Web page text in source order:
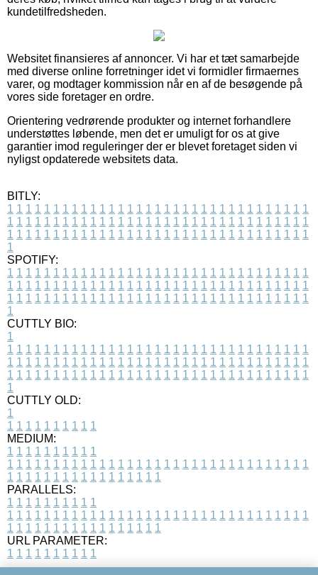
kundetilfredsheden.
Websitet finansieres af annoncer. Vi har et tæt samarbejde
med diverse online forretninger idet vi formidler firmaernes
varer, og modtager kommission når en af de besøgende på
vores side foretager en ordre.
Orientering vedrørende produkter og internet forhandlere
understøttes løbende, men det er umuligt for os at give
garantier imod reguleringer der er blevet foretaget siden vi
nyligst opdaterede websitets data.
BITLY:
1 1 1 1 1 1 1 1 1 1 1 1 1 1 1 1 1 1 1 1 1 1 1 1 1 1 1 1 1 1 1 1 1
1 1 1 1 1 1 1 1 1 1 1 1 1 1 1 1 1 1 1 1 1 1 1 1 1 1 1 1 1 1 1 1 1
1 1 1 1 1 1 1 1 1 1 1 1 1 1 1 1 1 1 1 1 1 1 1 1 1 1 1 1 1 1 1 1 1
1
SPOTIFY:
1 1 1 1 1 1 1 1 1 1 1 1 1 1 1 1 1 1 1 1 1 1 1 1 1 1 1 1 1 1 1 1 1
1 1 1 1 1 1 1 1 1 1 1 1 1 1 1 1 1 1 1 1 1 1 1 1 1 1 1 1 1 1 1 1 1
1 1 1 1 1 1 1 1 1 1 1 1 1 1 1 1 1 1 1 1 1 1 1 1 1 1 1 1 1 1 1 1 1
1
CUTTLY BIO:
1
1 1 1 1 1 1 1 1 1 1 1 1 1 1 1 1 1 1 1 1 1 1 1 1 1 1 1 1 1 1 1 1 1
1 1 1 1 1 1 1 1 1 1 1 1 1 1 1 1 1 1 1 1 1 1 1 1 1 1 1 1 1 1 1 1 1
1 1 1 1 1 1 1 1 1 1 1 1 1 1 1 1 1 1 1 1 1 1 1 1 1 1 1 1 1 1 1 1 1
1
CUTTLY OLD:
1
1 1 1 1 1 1 1 1 1 1
MEDIUM:
1 1 1 1 1 1 1 1 1 1
1 1 1 1 1 1 1 1 1 1 1 1 1 1 1 1 1 1 1 1 1 1 1 1 1 1 1 1 1 1 1 1 1
1 1 1 1 1 1 1 1 1 1 1 1 1 1 1 1 1
PARALLELS:
1 1 1 1 1 1 1 1 1 1
1 1 1 1 1 1 1 1 1 1 1 1 1 1 1 1 1 1 1 1 1 1 1 1 1 1 1 1 1 1 1 1 1
1 1 1 1 1 1 1 1 1 1 1 1 1 1 1 1 1
URL PARAMETER:
1 1 1 1 1 1 1 1 1 1